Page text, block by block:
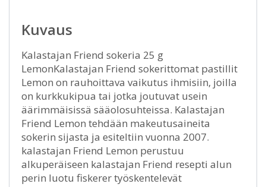
Kuvaus
Kalastajan Friend sokeria 25 g
LemonKalastajan Friend sokerittomat pastillit
Lemon on rauhoittava vaikutus ihmisiin, joilla
on kurkkukipua tai jotka joutuvat usein
äärimmäisissä sääolosuhteissa. Kalastajan
Friend Lemon tehdään makeutusaineita
sokerin sijasta ja esiteltiin vuonna 2007.
kalastajan Friend Lemon perustuu
alkuperäiseen kalastajan Friend resepti alun
perin luotu fiskerer työskentelevät